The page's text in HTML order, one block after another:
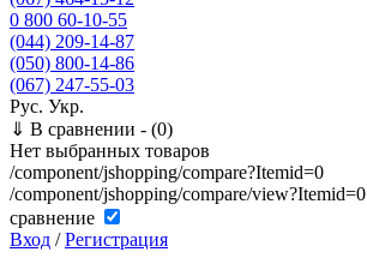
0 800 60-10-55
(044) 209-14-87
(050) 800-14-86
(067) 247-55-03
Рус. Укр.
⇓ В сравнении - (0)
Нет выбранных товаров
/component/jshopping/compare?Itemid=0
/component/jshopping/compare/view?Itemid=0
сравнение
Вход /Регистрация